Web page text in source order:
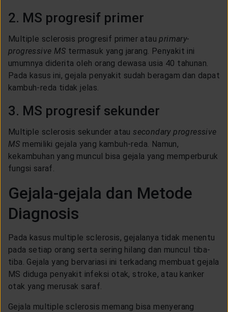
2. MS progresif primer
Multiple sclerosis progresif primer atauprimary-
progressive MS termasuk yang jarang. Penyakit ini
umumnya diderita oleh orang dewasa usia 40 tahunan.
Pada kasus ini, gejala penyakit sudah beragam dan dapat
kambuh-reda tidak jelas.
3. MS progresif sekunder
Multiple sclerosis sekunder atausecondary progressive
MS memiliki gejala yang kambuh-reda. Namun,
kekambuhan yang muncul bisa gejala yang memperburuk
fungsi saraf.
Gejala-gejala dan Metode
Diagnosis
Pada kasus multiple sclerosis, gejalanya tidak menentu
pada setiap orang serta sering hilang dan muncul tiba-
tiba. Gejala yang bervariasi ini terkadang membuat gejala
MS diduga penyakit infeksi otak, stroke, atau kanker
otak yang merusak saraf.
Gejala multiple sclerosis memang bisa menyerang